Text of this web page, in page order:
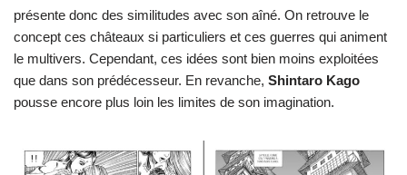
présente donc des similitudes avec son aîné. On retrouve le
concept ces châteaux si particuliers et ces guerres qui animent
le multivers. Cependant, ces idées sont bien moins exploitées
que dans son prédécesseur. En revanche, Shintaro Kago
pousse encore plus loin les limites de son imagination.